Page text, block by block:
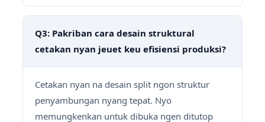
Q3: Pakriban cara desain struktural
cetakan nyan jeuet keu efisiensi produksi?
Cetakan nyan na desain split ngon struktur
penyambungan nyang tepat. Nyo
memungkenkan untuk dibuka ngen ditutop